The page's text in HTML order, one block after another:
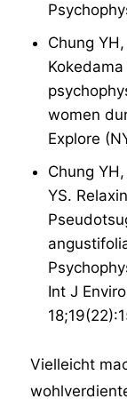
Chung
women
Explore
Chung
YS.
Int J
Vielleicht